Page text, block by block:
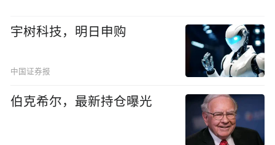
宇树科技，明日申购
中国证券报
伯克希尔，最新持仓曝光